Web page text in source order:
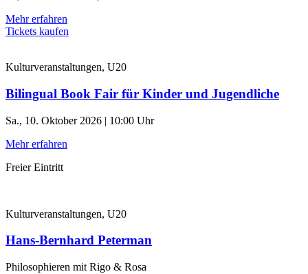
Mehr erfahren
Tickets kaufen
Kulturveranstaltungen, U20
Bilingual Book Fair für Kinder und Jugendliche
Sa., 10. Oktober 2026 | 10:00 Uhr
Mehr erfahren
Freier Eintritt
Kulturveranstaltungen, U20
Hans-Bernhard Peterman
Philosophieren mit Rigo & Rosa